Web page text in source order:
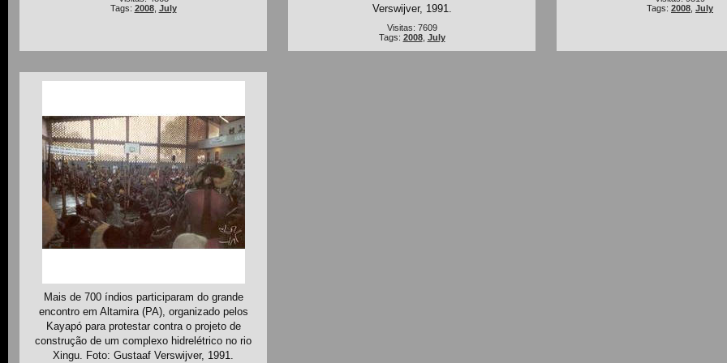
Tags: 2008, July
Verswijver, 1991.
Visitas: 7609
Tags: 2008, July
Tags: 2008 July
Mais de 700 índios participaram do grande
encontro em Altamira (PA), organizado pelos
Kayapó para protestar contra o projeto de
construção de um complexo hidrelétrico no rio
Xingu. Foto: Gustaaf Verswijver, 1991.